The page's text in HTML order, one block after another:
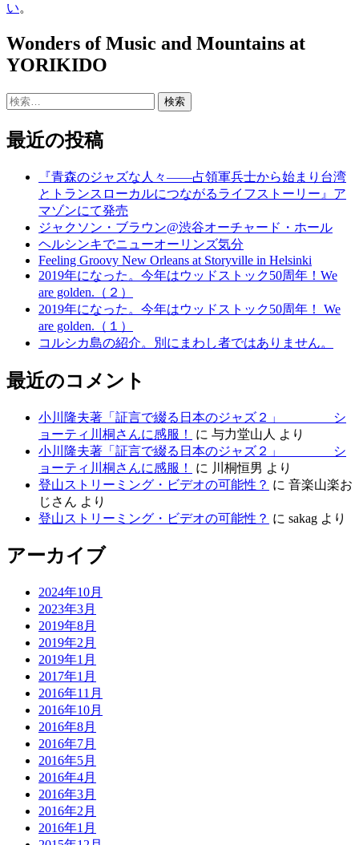
い。
Wonders of Music and Mountains at
YORIKIDO
検
最近の投稿
『青森のジャズな人々――占領軍兵士から始まり台湾
とトランスローカルにつながるライフストーリー』ア
マゾンにて発売
ジャクソン・ブラウン@渋谷オーチャード・ホール
ヘルシンキでニューオーリンズ気分
Feeling Groovy New Orleans at Storyville in Helsinki
2019年になった。今年はウッドストック50周年！We
are golden.（２）
2019年になった。今年はウッドストック50周年！ We
are golden.（１）
コルシカ島の紹介。別にまわし者ではありません。
最近のコメント
小川隆夫著「証言で綴る日本のジャズ２」 シ
ョーティ川桐さんに感服！
に 与力堂山人 より
小川隆夫著「証言で綴る日本のジャズ２」 シ
ョーティ川桐さんに感服！
に 川桐恒男 より
登山ストリーミング・ビデオの可能性？ に 音楽山楽お
じさん より
登山ストリーミング・ビデオの可能性？ に sakag より
アーカイブ
2024年10月
2023年3月
2019年8月
2019年2月
2019年1月
2017年1月
2016年11月
2016年10月
2016年8月
2016年7月
2016年5月
2016年4月
2016年3月
2016年2月
2016年1月